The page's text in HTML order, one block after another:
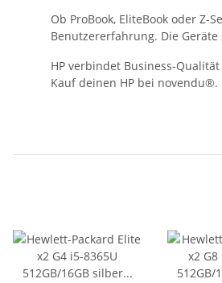
Ob ProBook, EliteBook oder
Benutzererfahrung. Die
HP verbindet Business-
Kauf deinen HP bei novendu®.